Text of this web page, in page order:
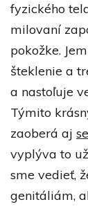
fyzického
milovaní
pokožke.
šteklenie a
a nastoľuje
Týmito
zaoberá aj
vyplýva to
sme vedieť,
genitáliám,